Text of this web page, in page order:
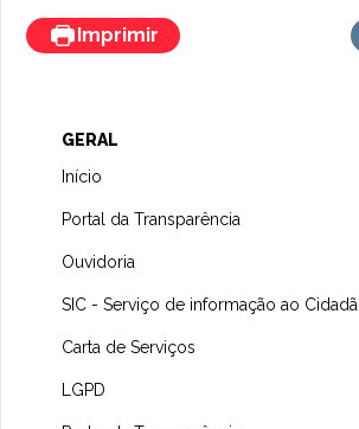
Imprimir
GERAL
Início
Portal da Transparência
Ouvidoria
SIC - Serviço de informação ao
Carta de Serviços
LGPD